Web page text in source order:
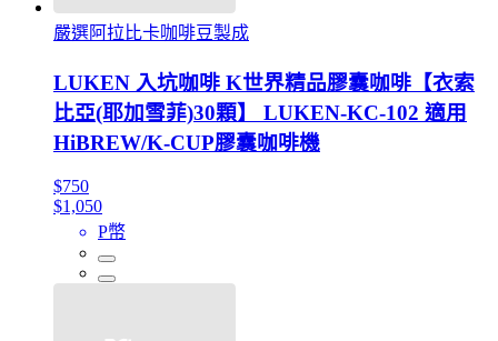
嚴選阿拉比卡咖啡豆製成
LUKEN 入坑咖啡 K世界精品膠囊咖啡【衣索
比亞(耶加雪菲)30顆】 LUKEN-KC-102 適用
HiBREW/K-CUP膠囊咖啡機
$750
$1,050
P幣